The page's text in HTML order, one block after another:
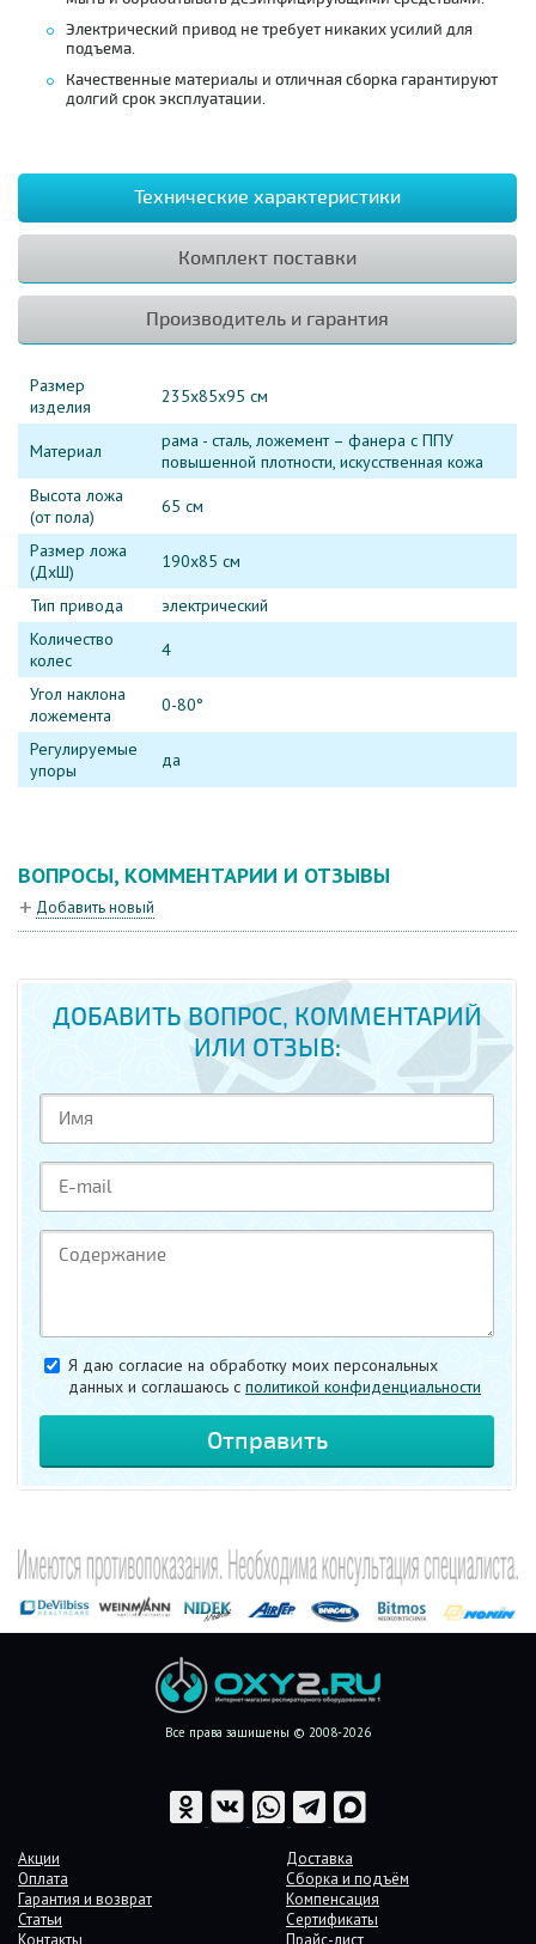
Электрический привод не требует никаких усилий для
подъема.
Качественные материалы и отличная сборка гарантируют
долгий срок эксплуатации.
Технические характеристики
Комплект поставки
Производитель и гарантия
Размер
изделия
235х85х95 см
Материал
рама - сталь, ложемент – фанера с ППУ
повышенной плотности, искусственная кожа
Высота ложа
(от пола)
65 см
Размер ложа
(ДхШ)
190х85 см
Тип привода
электрический
Количество
колес
4
Угол наклона
ложемента
0-80°
Регулируемые
упоры
да
ВОПРОСЫ, КОММЕНТАРИИ И ОТЗЫВЫ
Добавить новый
ДОБАВИТЬ ВОПРОС, КОММЕНТАРИЙ
ИЛИ ОТЗЫВ:
Я даю согласие на обработку моих персональных
данных и соглашаюсь c политикой конфиденциальности
Все права защищены © 2008-2026
Акции
Доставка
Оплата
Сборка и подъём
Гарантия и возврат
Компенсация
Статьи
Сертификаты